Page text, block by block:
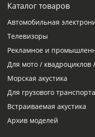
Каталог товаров
Автомобильная
Телевизоры
Рекламное и
Для мото / квадроциклов
Морская акустика
Для грузового транспорта
Встраиваемая акустика
Архив моделей